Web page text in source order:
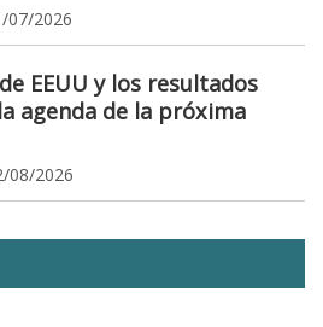
07/2026
EEUU y los resultados
agenda de la próxima
08/2026